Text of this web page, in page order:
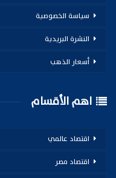
سياسة الخصوصية
النشرة البريدية
أسعار الذهب
اهم الأقسام
اقتصاد عالمي
اقتصاد مصر